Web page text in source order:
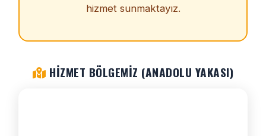
hizmet sunmaktayız.
HIZMET BÖLGEMIZ (ANADOLU YAKASI)